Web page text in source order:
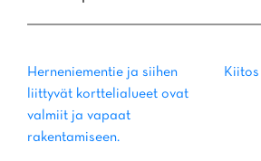
Post
navigation
Herneniementie ja siihen
liittyvät korttelialueet ovat
valmiit ja vapaat
rakentamiseen.